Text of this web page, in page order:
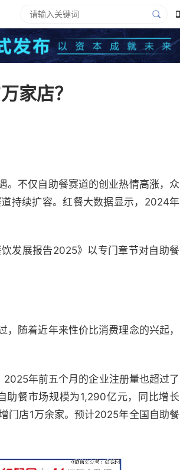
家店？
。不仅自助餐赛道的创业热情高涨，众
持续扩容。红餐大数据显示，2024年
发展报告2025》以专门章节对自助餐
随着近年来性价比消费理念的兴起，
年前五个月的企业注册量也超过了
餐市场规模为1,290亿元，同比增长
门店1万余家。预计2025年全国自助餐